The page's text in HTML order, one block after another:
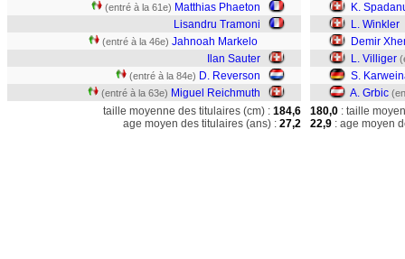
(entré à la 61e) Matthias Phaeton
Lisandru Tramoni
(entré à la 46e) Jahnoah Markelo
Ilan Sauter
(entré à la 84e) D. Reverson
(entré à la 63e) Miguel Reichmuth
K.
L. Winkler
Demir
L. Villiger
S.
A. Grbic
taille moyenne des titulaires (cm) : 184,6
age moyen des titulaires (ans) : 27,2
180,0 : taille
22,9 : age moyen